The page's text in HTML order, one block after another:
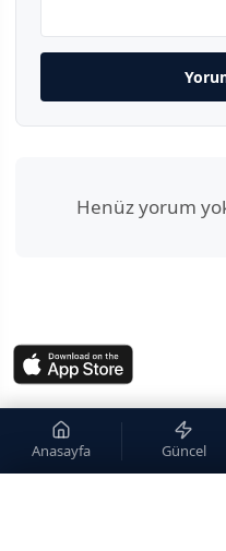
Henüz yorum
Anasayfa Güncel